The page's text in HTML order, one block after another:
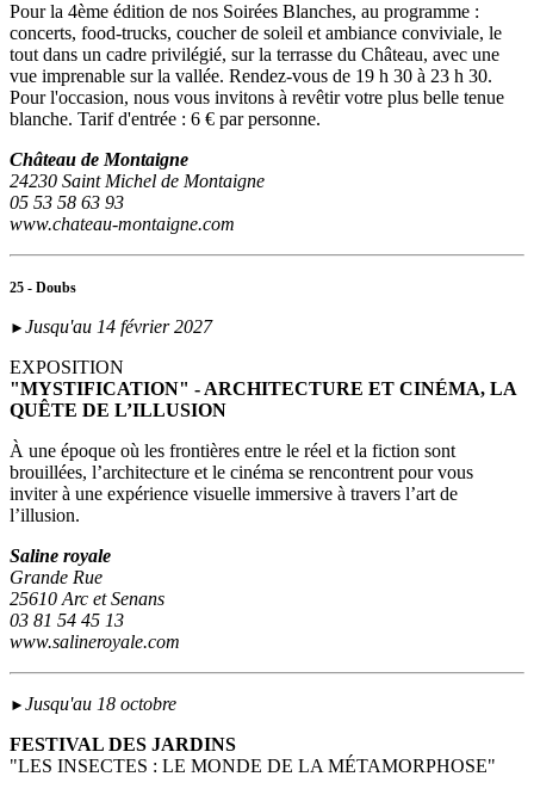
Pour la 4ème édition de nos Soirées Blanches, au programme :
concerts, food-trucks, coucher de soleil et ambiance conviviale, le
tout dans un cadre privilégié, sur la terrasse du Château, avec une
vue imprenable sur la vallée. Rendez-vous de 19 h 30 à 23 h 30.
Pour l'occasion, nous vous invitons à revêtir votre plus belle tenue
blanche. Tarif d'entrée : 6 € par personne.
Château de Montaigne
24230 Saint Michel de Montaigne
05 53 58 63 93
www.chateau-montaigne.com
25 - Doubs
► Jusqu'au 14 février 2027
EXPOSITION
"MYSTIFICATION" - ARCHITECTURE ET CINÉMA, LA
QUÊTE DE L’ILLUSION
À une époque où les frontières entre le réel et la fiction sont
brouillées, l’architecture et le cinéma se rencontrent pour vous
inviter à une expérience visuelle immersive à travers l’art de
l’illusion.
Saline royale
Grande Rue
25610 Arc et Senans
03 81 54 45 13
www.salineroyale.com
► Jusqu'au 18 octobre
FESTIVAL DES JARDINS
"LES INSECTES : LE MONDE DE LA MÉTAMORPHOSE"